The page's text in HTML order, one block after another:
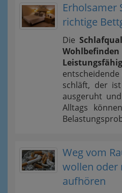
Erholsamer
richtige
Die
schläft, der
ausgeruht
Alltags
Weg vom
wollen oder
aufhören